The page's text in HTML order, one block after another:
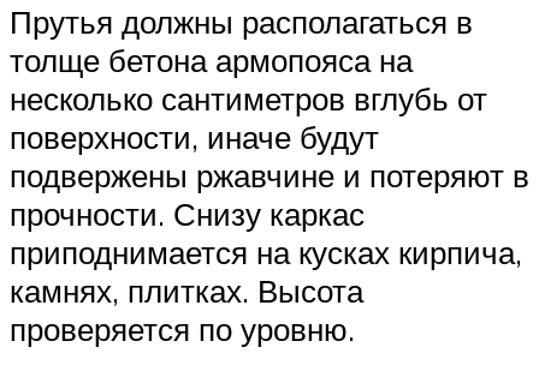
Прутья должны располагаться в
толще бетона армопояса на
несколько сантиметров вглубь от
поверхности, иначе будут
подвержены ржавчине и потеряют в
прочности. Снизу каркас
приподнимается на кусках кирпича,
камнях, плитках. Высота
проверяется по уровню.